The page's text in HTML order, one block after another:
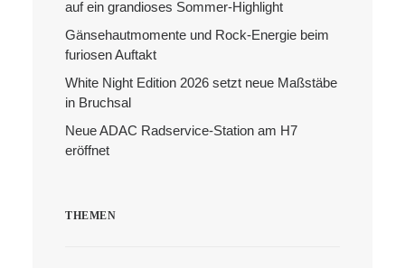
auf ein grandioses Sommer-Highlight
Gänsehautmomente und Rock-Energie beim
furiosen Auftakt
White Night Edition 2026 setzt neue Maßstäbe
in Bruchsal
Neue ADAC Radservice-Station am H7
eröffnet
THEMEN